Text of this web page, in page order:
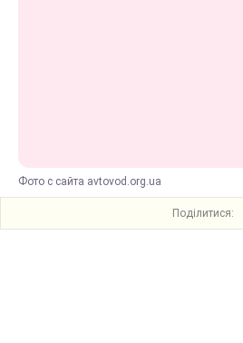
Фото с сайта avtovod.org.ua
Поділитися: